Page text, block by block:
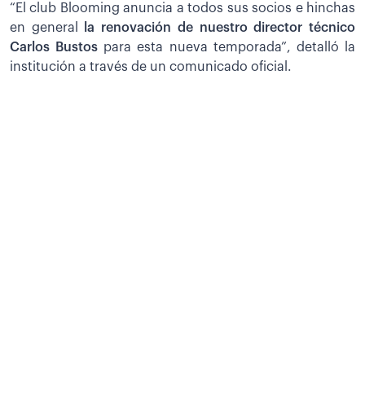
“El club Blooming anuncia a todos sus socios e hinchas
en general
la renovación de nuestro director técnico
Carlos Bustos para esta nueva temporada”, detalló la
institución a través de un comunicado oficial.